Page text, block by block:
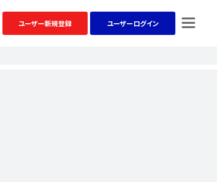
ユーザー新規登録 ユーザーログイン